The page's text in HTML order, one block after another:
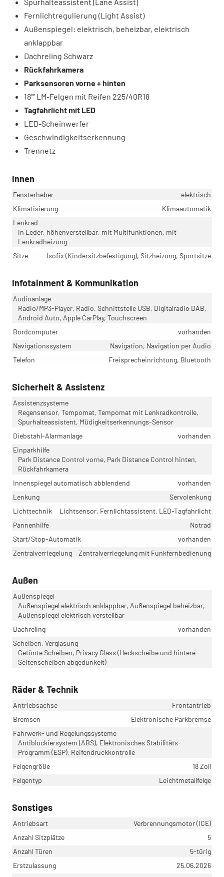
Fernlichtregulierung (Light Assist)
Außenspiegel: elektrisch, beheizbar, elektrisch
anklappbar
Dachreling Schwarz
Rückfahrkamera
Parksensoren vorne + hinten
18"" LM-Felgen mit Reifen 225/40R18
Tagfahrlicht mit LED
LED-Scheinwerfer
Geschwindigkeitserkennung
Trennetz
Innen
Fensterheber
elektrisch
Klimatisierung
Klimaautomatik
Lenkrad
in Leder, höhenverstellbar, mit Multifunktionen, mit
Lenkradheizung
Sitze
Isofix (Kindersitzbefestigung), Sitzheizung, Sportsitze
Infotainment & Kommunikation
Audioanlage
Radio/MP3-Player, Radio, Schnittstelle USB, Digitalradio DAB,
Android Auto, Apple CarPlay, Touchscreen
Bordcomputer
vorhanden
Navigationssystem
Navigation, Navigation per Audio
Telefon
Freisprecheinrichtung, Bluetooth
Sicherheit & Assistenz
Assistenzsysteme
Regensensor, Tempomat, Tempomat mit Lenkradkontrolle,
Spurhalteassistent, Müdigkeitserkennungs-Sensor
Diebstahl-Alarmanlage
vorhanden
Einparkhilfe
Park Distance Control vorne, Park Distance Control hinten,
Rückfahrkamera
Innenspiegel automatisch abblendend
vorhanden
Lenkung
Servolenkung
Lichttechnik
Lichtsensor, Fernlichtassistent, LED-Tagfahrlicht
Pannenhilfe
Notrad
Start/Stop-Automatik
vorhanden
Zentralverriegelung
Zentralverriegelung mit Funkfernbedienung
Außen
Außenspiegel
Außenspiegel elektrisch anklappbar, Außenspiegel beheizbar,
Außenspiegel elektrisch verstellbar
Dachreling
vorhanden
Scheiben, Verglasung
Getönte Scheiben, Privacy Glass (Heckscheibe und hintere
Seitenscheiben abgedunkelt)
Räder & Technik
Antriebsachse
Frontantrieb
Bremsen
Elektronische Parkbremse
Fahrwerk- und Regelungssysteme
Antiblockiersystem (ABS), Elektronisches Stabilitäts-
Programm (ESP), Reifendruckkontrolle
Felgengröße
18 Zoll
Felgentyp
Leichtmetallfelge
Sonstiges
Antriebsart
Verbrennungsmotor (ICE)
Anzahl Sitzplätze
5
Anzahl Türen
5-türig
Erstzulassung
25.06.2026